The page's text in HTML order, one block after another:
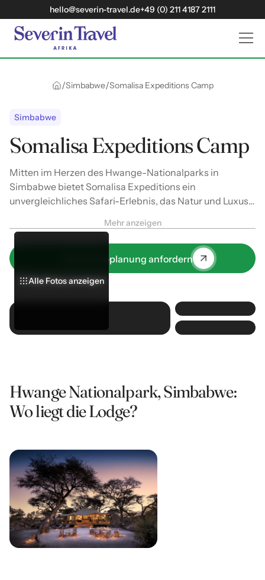
hello@severin-travel.de+49 (0) 211 4187 2111
/Simbabwe/Somalisa Expeditions Camp
Simbabwe
Somalisa Expeditions Camp
Mitten im Herzen des Hwange-Nationalparks in
Simbabwe bietet Somalisa Expeditions ein
unvergleichliches Safari-Erlebnis, das Natur und Luxus
Mehr anzeigen
Jetzt Reiseplanung anfordern
Alle Fotos anzeigen
Alle Fotos anzeigen
Alle Fotos anzeigen
Hwange Nationalpark, Simbabwe:
Wo liegt die Lodge?